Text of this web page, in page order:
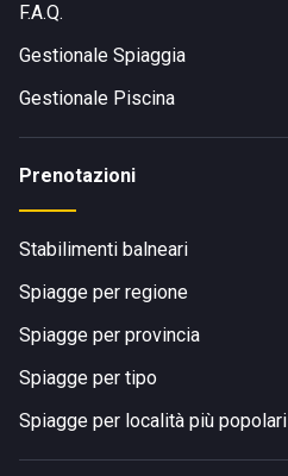
F.A.Q.
Gestionale Spiaggia
Gestionale Piscina
Prenotazioni
Stabilimenti balneari
Spiagge per regione
Spiagge per provincia
Spiagge per tipo
Spiagge per località più popolari